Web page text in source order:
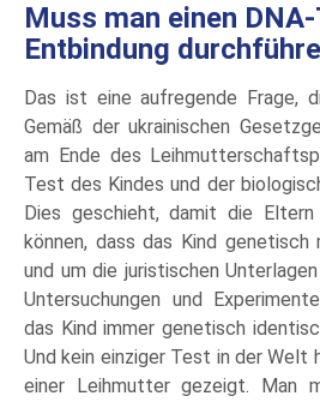
Muss man einen
Entbindung
Das ist eine aufregende Frage,
Gemäß der ukrainischen
am Ende des
Test des Kindes und der
Dies geschieht, damit die Eltern
können, dass das Kind
und um die juristischen
Untersuchungen und
das Kind immer genetisch
Und kein einziger Test in der Welt
einer Leihmutter gezeigt. Man